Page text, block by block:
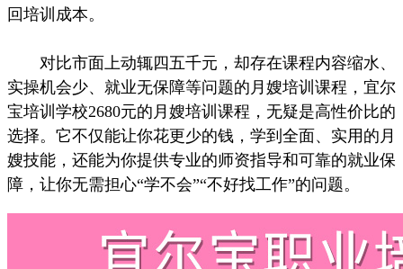
回培训成本。
对比市面上动辄四五千元，却存在课程内容缩水、
实操机会少、就业无保障等问题的月嫂培训课程，宜尔
宝培训学校2680元的月嫂培训课程，无疑是高性价比的
选择。它不仅能让你花更少的钱，学到全面、实用的月
嫂技能，还能为你提供专业的师资指导和可靠的就业保
障，让你无需担心“学不会”“不好找工作”的问题。